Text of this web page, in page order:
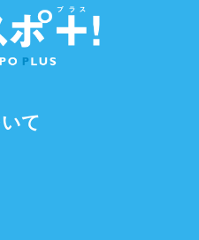
て